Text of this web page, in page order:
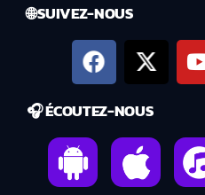
🌐 SUIVEZ-NOUS
🎧 ÉCOUTEZ-NOUS